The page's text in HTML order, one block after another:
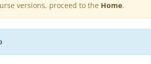
versions, proceed to the Home.